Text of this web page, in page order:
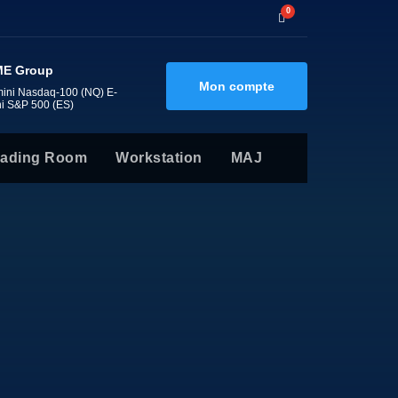
0
Group
Nasdaq-100 (NQ) E-
S&P 500 (ES)
Mon compte
Room Workstation MAJ